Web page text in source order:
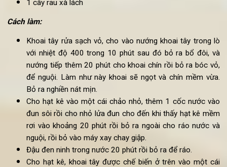
1/2 củ hành tây băm nhỏ
½ bát là mùi thái nhỏ
1 thìa cà phê ớt bột
1 thìa muối
Dầu thực vật
8 Chiếc bánh mỳ burger
Phô mai lát
1 quả cà chua
1 cây rau xà lách
Cách làm:
Khoai tây rửa sạch vỏ, cho vào nướng khoai tây trong